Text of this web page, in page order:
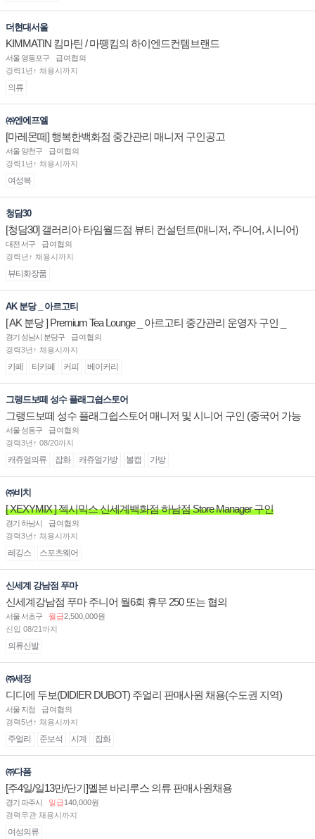
더현대서울
KIMMATIN 킴마틴 / 마뗑킴의 하이엔드컨템브랜드
서울 영등포구
급여협의
경력1년↑ 채용시까지
의류
㈜엔에프엘
[마레몬떼] 행복한백화점 중간관리 매니저 구인공고
서울 양천구
급여협의
경력1년↑ 채용시까지
여성복
청담30
[청담30] 갤러리아 타임월드점 뷰티 컨설턴트(매니저, 주니어, 시니어)
채용
대전 서구
급여협의
경력년↑ 채용시까지
뷰티화장품
AK 분당 _ 아르고티
[ AK 분당 ] Premium Tea Lounge _ 아르고티 중간관리 운영자 구인 _
경기 성남시 분당구
급여협의
경력3년↑ 채용시까지
카페 티카페 커피 베이커리
그랭드보떼 성수 플래그쉽스토어
그랭드보떼 성수 플래그쉽스토어 매니저 및 시니어 구인 (중국어 가능
자)
서울 성동구
급여협의
경력3년↑ 08/20까지
캐쥬얼의류 잡화 캐쥬얼가방 볼캡 가방
㈜비치
[ XEXYMIX ] 젝시믹스 신세계백화점 하남점 Store Manager 구인
경기 하남시
급여협의
경력3년↑ 채용시까지
레깅스 스포츠웨어
신세계 강남점 푸마
신세계강남점 푸마 주니어 월6회 휴무 250 또는 협의
서울 서초구 월급2,500,000원
신입 08/21까지
의류신발
㈜세정
디디에 두보(DIDIER DUBOT) 주얼리 판매사원 채용(수도권 지역)
서울 지점
급여협의
경력5년↑ 채용시까지
주얼리 준보석 시계 잡화
㈜다폼
[주4일/일13만/단기]멜본 바리루스 의류 판매사원채용
경기 파주시 일급140,000원
경력무관 채용시까지
여성의류